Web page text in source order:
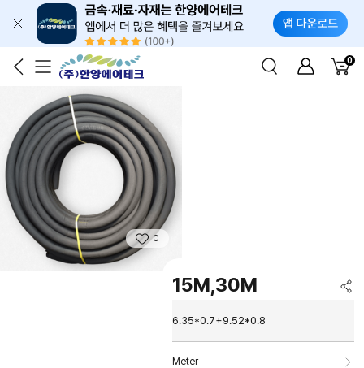
0
0
15M,30M
6.35*0.7+9.52*0.8
Meter